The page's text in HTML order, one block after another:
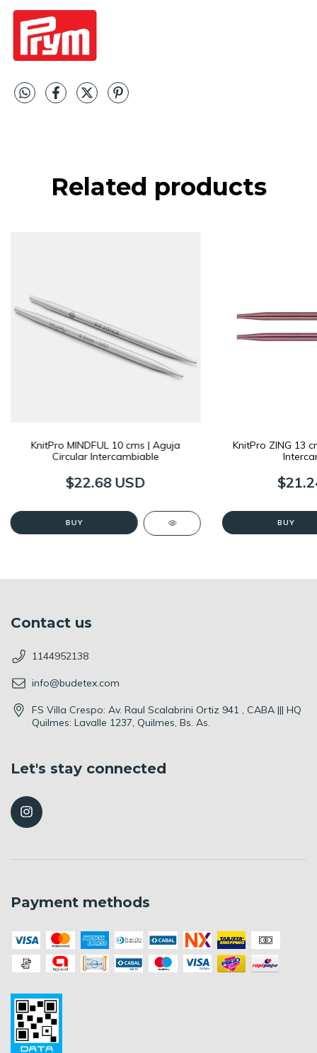
Related products
KnitPro MINDFUL 10 cms | Aguja
Circular Intercambiable
$22.68 USD
BUY
KnitPro ZING 13
BUY
Contact us
1144952138
info@budetex.com
FS Villa Crespo: Av. Raul Scalabrini Ortiz 941 , CABA ||| HQ
Quilmes: Lavalle 1237, Quilmes, Bs. As.
Let's stay connected
Payment methods